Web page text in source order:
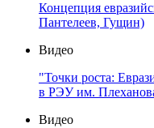
Концепция
Пантелеев, Гущин)
Видео
"Точки роста:
в РЭУ им.
Видео